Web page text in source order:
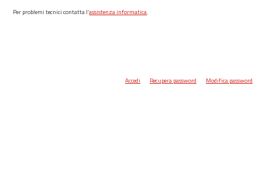
Per problemi tecnici contatta l’assistenza informatica.
Accedi Recupera password Modifica password